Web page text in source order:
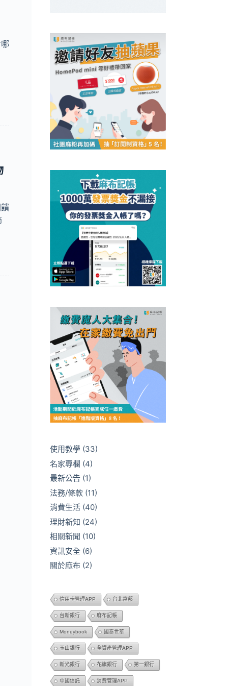
使用教學 (33)
名家專欄 (4)
最新公告 (1)
法務/條款 (11)
消費生活 (40)
理財新知 (24)
相關新聞 (10)
資訊安全 (6)
關於麻布 (2)
信用卡管理APP 台北富邦
台新銀行 麻布記帳
Moneybook 國泰世華
玉山銀行 全資產管理APP
新光銀行 花旗銀行 第一銀行
中國信託 消費管理APP